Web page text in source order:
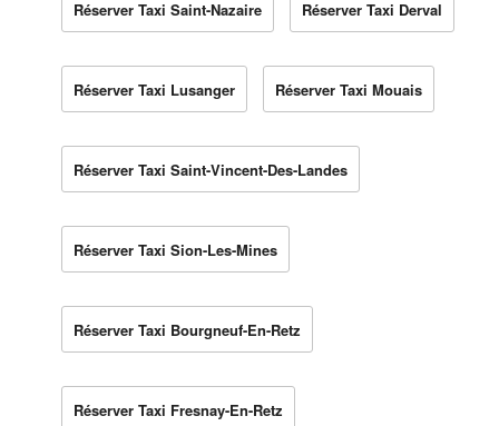
Réserver Taxi Saint-Nazaire Réserver Taxi Derval
Réserver Taxi Lusanger Réserver Taxi Mouais
Réserver Taxi Saint-Vincent-Des-Landes
Réserver Taxi Sion-Les-Mines
Réserver Taxi Bourgneuf-En-Retz
Réserver Taxi Fresnay-En-Retz